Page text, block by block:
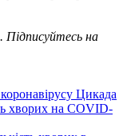
Підписуйтесь на
Цикада
хворих на COVID-